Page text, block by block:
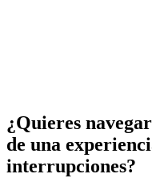
¿Quieres
de una
interrupciones?